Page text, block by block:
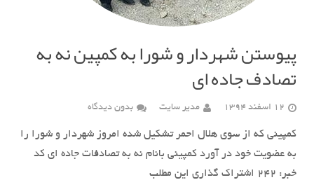
پیوستن شهردار و شورا به کمپین نه به
تصادف جاده ای
12 اسفند 1394 مدیر سایت بدون دیدگاه
کمپینی که از سوی هلال احمر تشکیل شده امروز شهردار و شورا را
به عضویت خود در آورد کمپینی بانام نه به تصادفات جاده ای کد
خبر: ٢۴٢ اشتراک گذاری این مطلب